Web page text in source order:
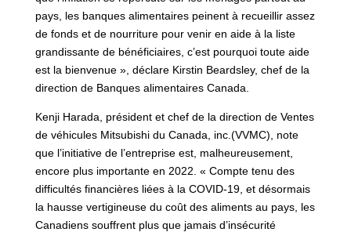
pays, les banques alimentaires peinent à recueillir assez
de fonds et de nourriture pour venir en aide à la liste
grandissante de bénéficiaires, c’est pourquoi toute aide
est la bienvenue », déclare Kirstin Beardsley, chef de la
direction de Banques alimentaires Canada.
Kenji Harada, président et chef de la direction de Ventes
de véhicules Mitsubishi du Canada, inc.(VVMC), note
que l’initiative de l’entreprise est, malheureusement,
encore plus importante en 2022. « Compte tenu des
difficultés financières liées à la COVID-19, et désormais
la hausse vertigineuse du coût des aliments au pays, les
Canadiens souffrent plus que jamais d’insécurité